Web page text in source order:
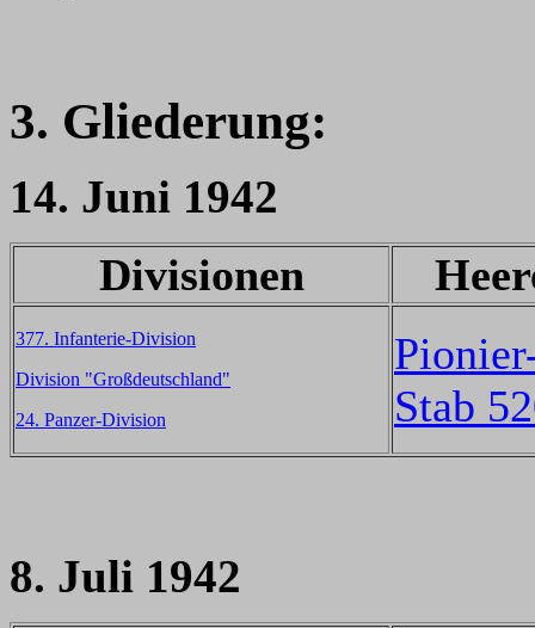
3. Gliederung:
14. Juni 1942
Divisionen
377. Infanterie-Division
Division "Großdeutschland"
24. Panzer-Division
Stab
8. Juli 1942